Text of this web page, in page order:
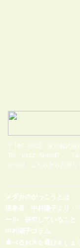
〒180−0003 東京都武蔵
Tel：0422-70-6647
e-mail
こちらからお送
メダカのがっこうとは
理事長 中村陽子より・
ール
研究していること
中村陽子コラム
食べるお米を選びましょ